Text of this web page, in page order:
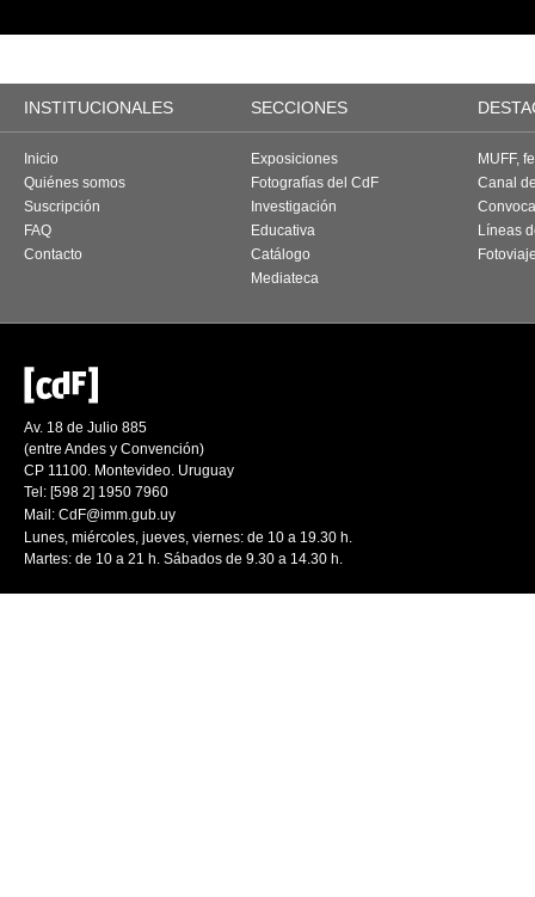
INSTITUCIONALES SECCIONES
Inicio
Quiénes somos
Suscripción
FAQ
Contacto
Exposiciones
Fotografías del CdF
Investigación
Educativa
Catálogo
Mediateca
MUFF,
Canal
Líneas
Av. 18 de Julio 885
(entre Andes y Convención)
CP 11100. Montevideo. Uruguay
Tel: [598 2] 1950 7960
Mail: CdF@imm.gub.uy
Lunes, miércoles, jueves, viernes: de 10 a 19.30 h.
Martes: de 10 a 21 h. Sábados de 9.30 a 14.30 h.